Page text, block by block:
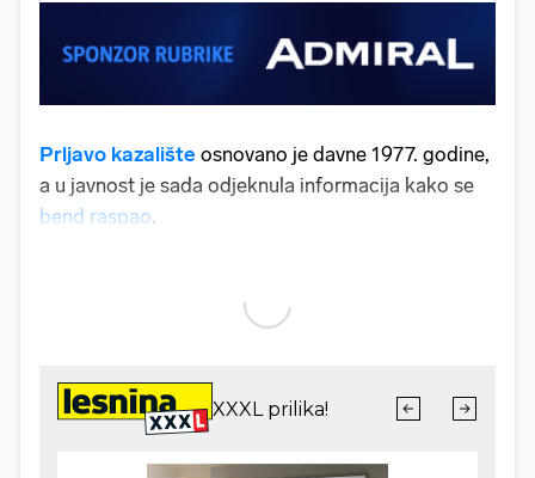
Prljavo kazalište osnovano je davne 1977. godine,
a u javnost je sada odjeknula informacija kako se
bend raspao.